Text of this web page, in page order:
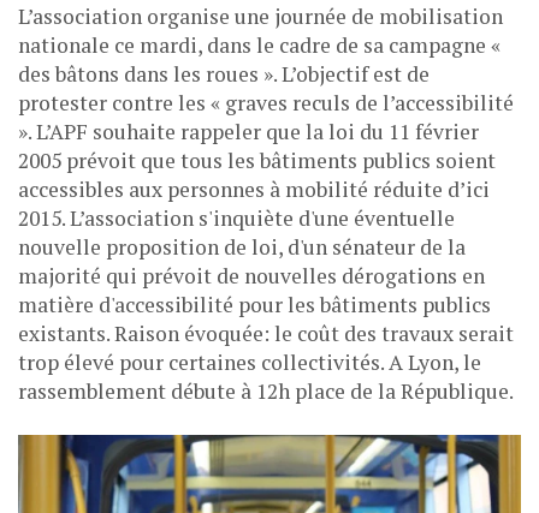
L’association organise une journée de mobilisation
nationale ce mardi, dans le cadre de sa campagne «
des bâtons dans les roues ». L’objectif est de
protester contre les « graves reculs de l’accessibilité
». L’APF souhaite rappeler que la loi du 11 février
2005 prévoit que tous les bâtiments publics soient
accessibles aux personnes à mobilité réduite d’ici
2015. L’association s'inquiète d'une éventuelle
nouvelle proposition de loi, d'un sénateur de la
majorité qui prévoit de nouvelles dérogations en
matière d'accessibilité pour les bâtiments publics
existants. Raison évoquée: le coût des travaux serait
trop élevé pour certaines collectivités. A Lyon, le
rassemblement débute à 12h place de la République.